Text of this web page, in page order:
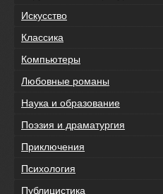
Искусство
Классика
Компьютеры
Любовные романы
Наука и образование
Поэзия и драматургия
Приключения
Психология
Публицистика